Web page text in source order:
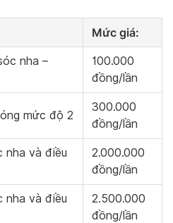
Mức giá:
nha –
100.000
đồng/lần
mức độ 2
300.000
đồng/lần
nha và điều
2.000.000
đồng/lần
nha và điều
2.500.000
đồng/lần